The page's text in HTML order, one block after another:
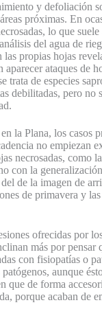
y defoliación
próximas. En
lo que
del agua de
las propias hojas
aparecer ataques de
trata de especies
debilitadas, pero no
la Plana, los casos
no empiezan
necrosadas, como
con la
de la imagen de
de primavera y
ofrecidas por
más por pensar
con fisiopatías o
aunque
que de forma
porque acaban de